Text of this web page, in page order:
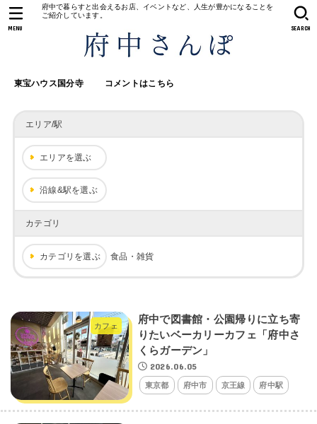
府中で暮らすと出会えるお店、イベントなど、人生が豊かになることを
ご紹介しています。
東宝ハウス国分寺 コメントはこちら
SEARCH
MENU
エリア/駅
エリアを選ぶ
沿線&駅を選ぶ
カテゴリ
カテゴリを選ぶ 食品・雑貨
カフェ
府中で図書館・公園帰りに立ち寄
りたいベーカリーカフェ「府中さ
くらガーデン」
2026.06.05
東京都 府中市 京王線 府中駅